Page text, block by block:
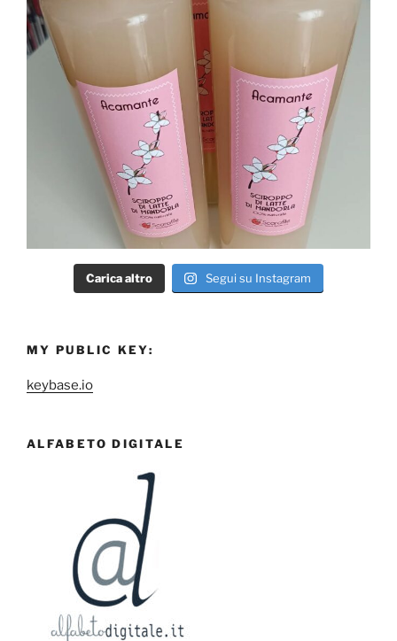
Carica altro Segui su Instagram
MY PUBLIC KEY:
keybase.io
ALFABETO DIGITALE